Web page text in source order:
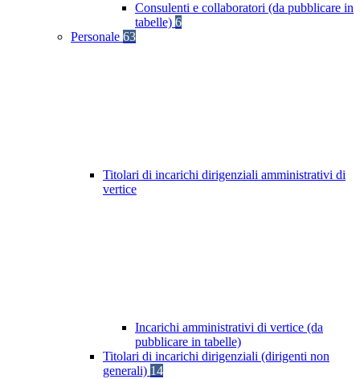
Consulenti e collaboratori (da pubblicare in
tabelle) 6
Personale 63
Titolari di incarichi dirigenziali amministrativi di
vertice
Incarichi amministrativi di vertice (da
pubblicare in tabelle)
Titolari di incarichi dirigenziali (dirigenti non
generali) 14